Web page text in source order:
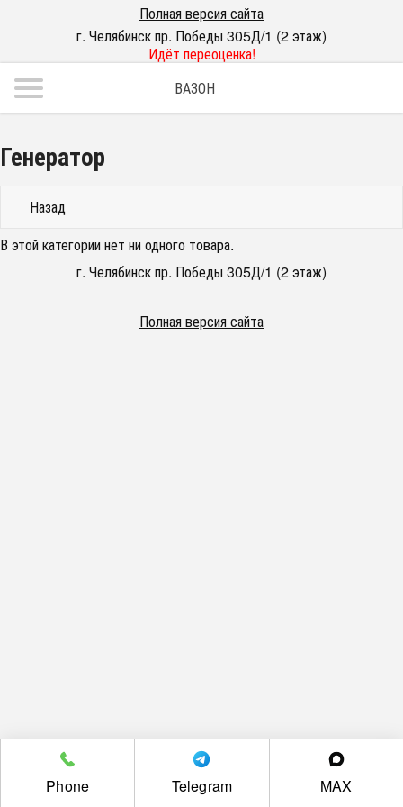
Полная версия сайта
г. Челябинск пр. Победы 305Д/1 (2 этаж)
Идёт переоценка!
ВАЗОН
Генератор
Назад
В этой категории нет ни одного товара.
г. Челябинск пр. Победы 305Д/1 (2 этаж)
Полная версия сайта
Phone Telegram MAX